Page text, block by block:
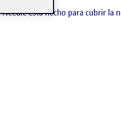
está hecho para cubrir la